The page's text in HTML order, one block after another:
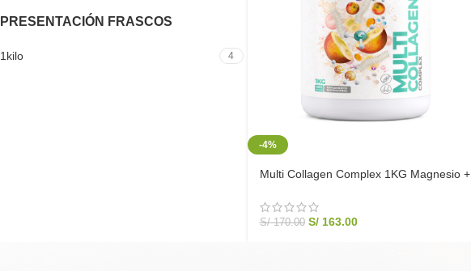
PRESENTACIÓN FRASCOS
1kilo 4
-4%
Multi Collagen Complex 1KG Magnesio +
S/170.00 S/163.00